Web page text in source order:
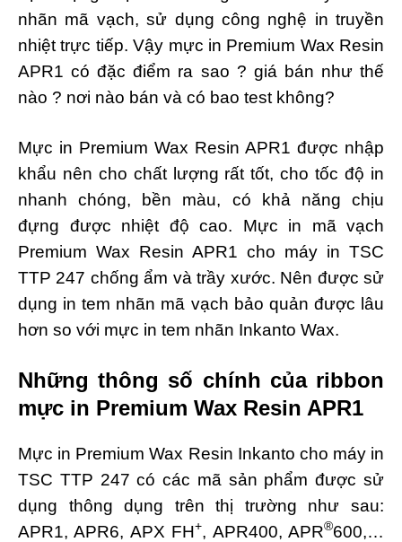
nhãn mã vạch, sử dụng công nghệ in truyền
nhiệt trực tiếp. Vậy mực in Premium Wax Resin
APR1 có đặc điểm ra sao ? giá bán như thế
nào ? nơi nào bán và có bao test không?
Mực in Premium Wax Resin APR1 được nhập
khẩu nên cho chất lượng rất tốt, cho tốc độ in
nhanh chóng, bền màu, có khả năng chịu
đựng được nhiệt độ cao. Mực in mã vạch
Premium Wax Resin APR1 cho máy in TSC
TTP 247 chống ẩm và trầy xước. Nên được sử
dụng in tem nhãn mã vạch bảo quản được lâu
hơn so với mực in tem nhãn Inkanto Wax.
Những thông số chính của ribbon
mực in Premium Wax Resin APR1
Mực in Premium Wax Resin Inkanto cho máy in
TSC TTP 247 có các mã sản phẩm được sử
dụng thông dụng trên thị trường như sau:
APR1, APR6, APX FH+, APR400, APR®600,…